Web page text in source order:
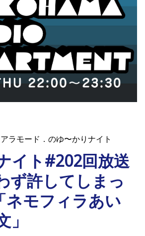
ラモード．のゆ〜かりナイト
イト#202回放送
ず許してしまっ
ネモフィラあい
」